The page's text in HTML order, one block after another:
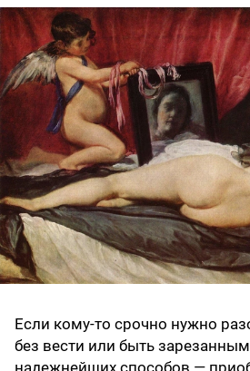
Если кому-то срочно нужно
без вести или быть
надежнейших способов —